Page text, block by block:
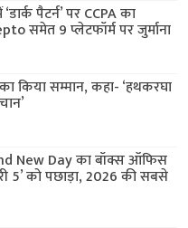
पैटर्न’ पर CCPA का
समेत 9 प्लेटफॉर्म पर जुर्माना
किया सम्मान, कहा- ‘हथकरघा
New Day का बॉक्स ऑफिस
5’ को पछाड़ा, 2026 की सबसे